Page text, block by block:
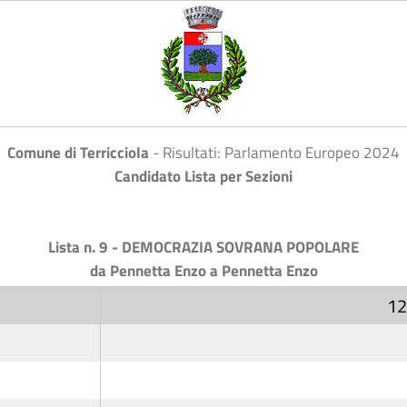
Comune di Terricciola - Risultati: Parlamento Europeo 2024
Candidato Lista per Sezioni
Lista n. 9 - DEMOCRAZIA SOVRANA POPOLARE
da Pennetta Enzo a Pennetta Enzo